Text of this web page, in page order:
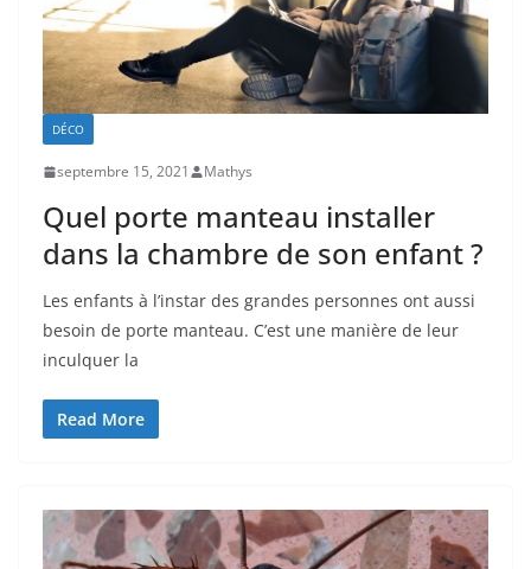
DÉCO
septembre 15, 2021 Mathys
Quel porte manteau installer
dans la chambre de son enfant ?
Les enfants à l’instar des grandes personnes ont aussi
besoin de porte manteau. C’est une manière de leur
inculquer la
Read More